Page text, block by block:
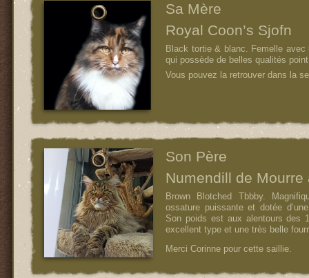
Sa Mère
Royal Coon’s Sjofn
Black tortie & blanc. Femelle avec
qui possède de belles qualités
Vous pouvez la retrouver dans la
Son Père
Numendill de Mourre
Brown Blotched Tbbby.
ossature puissante et dotée
Son poids est aux alentours des
excellent type et une très belle
Merci Corinne pour cette saillie.